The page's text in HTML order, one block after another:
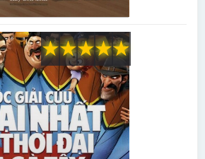
★
★
★
★
★